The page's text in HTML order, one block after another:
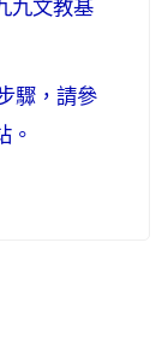
驟，請參
。